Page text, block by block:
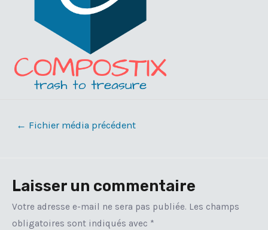
Navigation
← Fichier média précédent
Laisser un commentaire
Votre adresse e-mail ne sera pas publiée. Les champs
obligatoires sont indiqués avec *